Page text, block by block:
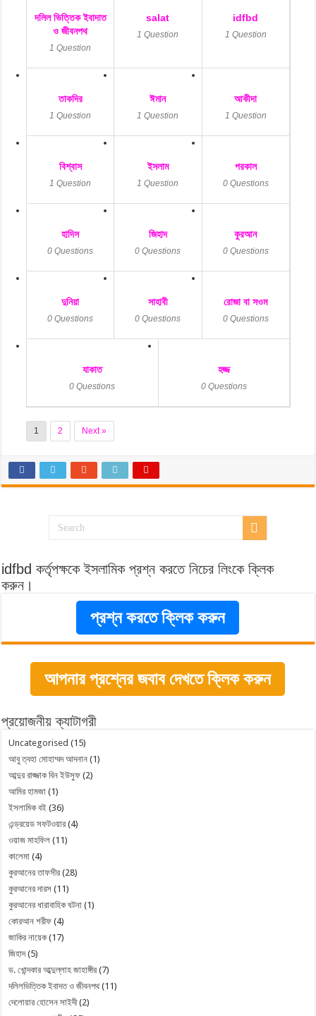
দলিল ভিত্তিক ইবাদাত
ও জীবনপথ
1 Question
salat
1 Question
idfbd
1 Question
তাকদির
1 Question
ঈমান
1 Question
আকীদা
1 Question
বিশ্বাস
1 Question
ইসলাম
1 Question
পরকাল
0 Questions
হাদিস
0 Questions
জিহাদ
0 Questions
কুরআন
0 Questions
দুনিয়া
0 Questions
সাহাবী
0 Questions
রোজা বা সওম
0 Questions
যাকাত
0 Questions
হজ্জ
0 Questions
1 2 Next »
idfbd কর্তৃপক্ষকে ইসলামিক প্রশ্ন করতে নিচের লিংকে ক্লিক
করুন।
প্রশ্ন করতে ক্লিক করুন
আপনার প্রশ্নের জবাব দেখতে ক্লিক করুন
প্রয়োজনীয় ক্যাটাগরী
Uncategorised (15)
আবু ত্বহা মোহাম্মদ আদনান (1)
আব্দুর রাজ্জাক বিন ইউসুফ (2)
আমির হামজা (1)
ইসলামিক বই (36)
এন্ড্রয়েড সফটওয়ার (4)
ওয়াজ মাহফিল (11)
কালেমা (4)
কুরআনের তাফসীর (28)
কুরআনের দারস (11)
কুরআনের ধারাবাহিক ঘটনা (1)
কোরআন শরীফ (4)
জাকির নায়েক(17)
জিহাদ(5)
ড. খোন্দকার আব্দুল্লাহ জাহাঙ্গীর (7)
দলিলভিত্তিক ইবাদত ও জীবনপথ(11)
দেলোয়ার হোসেন সাইদী(2)